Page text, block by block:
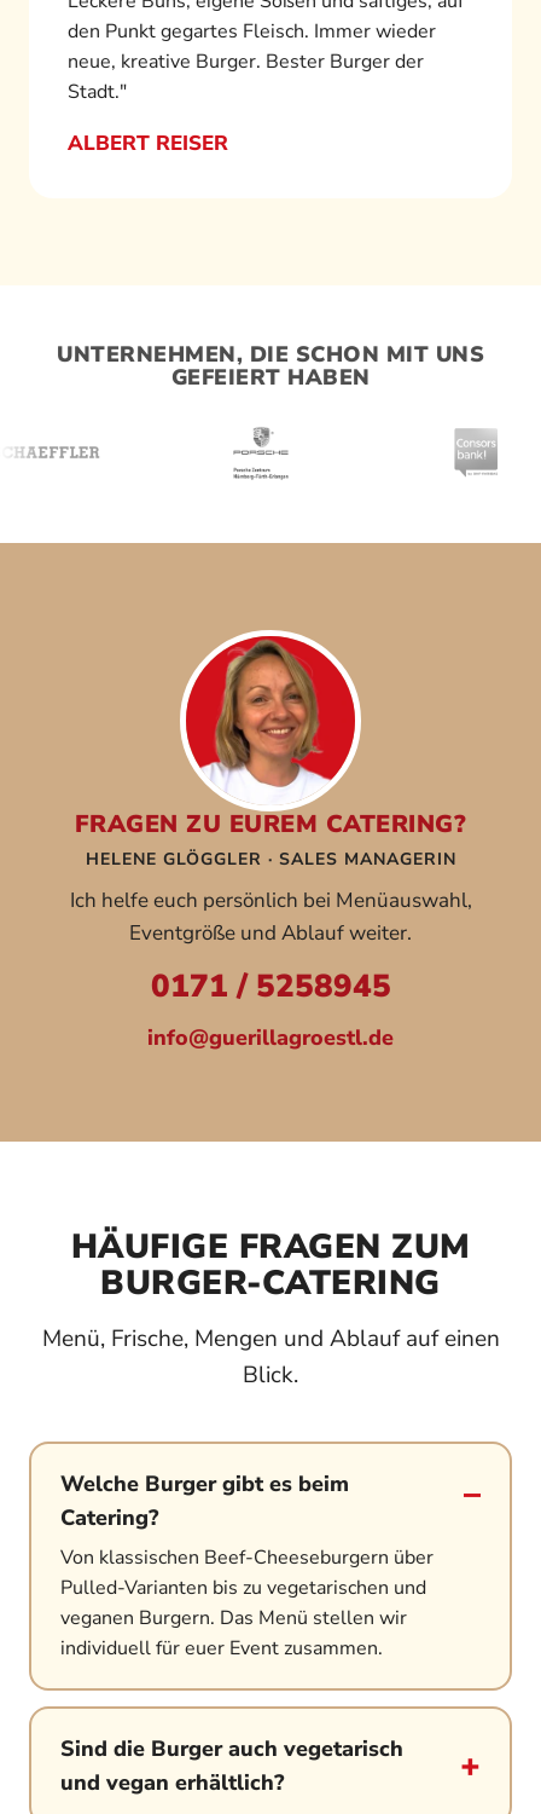
den Punkt gegartes Fleisch. Immer wieder
neue, kreative Burger. Bester Burger der
Stadt."
ALBERT REISER
UNTERNEHMEN, DIE SCHON MIT UNS
GEFEIERT HABEN
FRAGEN ZU EUREM CATERING?
HELENE GLÖGGLER · SALES MANAGERIN
Ich helfe euch persönlich bei Menüauswahl,
Eventgröße und Ablauf weiter.
0171 / 5258945
info@guerillagroestl.de
HÄUFIGE FRAGEN ZUM
BURGER-CATERING
Menü, Frische, Mengen und Ablauf auf einen
Blick.
Welche Burger gibt es beim
Catering?
Von klassischen Beef-Cheeseburgern über
Pulled-Varianten bis zu vegetarischen und
veganen Burgern. Das Menü stellen wir
individuell für euer Event zusammen.
Sind die Burger auch vegetarisch
und vegan erhältlich?